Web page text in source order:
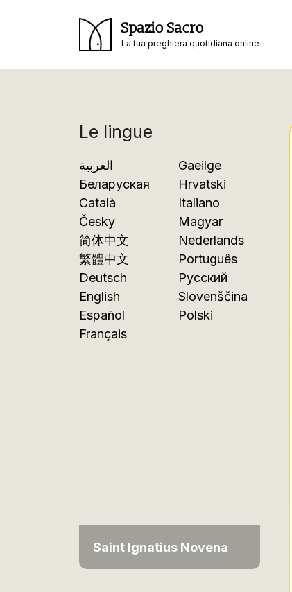
Spazio Sacro
La tua preghiera quotidiana online
Le lingue
العربية
Беларуская
Català
Česky
简体中文
繁體中文
Deutsch
English
Español
Français
Gaeilge
Hrvatski
Italiano
Magyar
Nederlands
Português
Русский
Slovenščina
Polski
Saint Ignatius Novena